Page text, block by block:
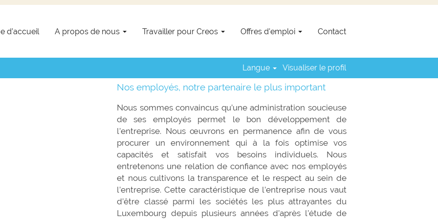
d’accueil A propos de nous Travailler pour Creos Offres d'emploi Contact
Langue Visualiser le profil
10 raisons de nous rejoindre
Nos employés, notre partenaire le plus important
Nous sommes convaincus qu’une administration soucieuse
de ses employés permet le bon développement de
l’entreprise. Nous œuvrons en permanence afin de vous
procurer un environnement qui à la fois optimise vos
capacités et satisfait vos besoins individuels. Nous
entretenons une relation de confiance avec nos employés
et nous cultivons la transparence et le respect au sein de
l’entreprise. Cette caractéristique de l’entreprise nous vaut
d’être classé parmi les sociétés les plus attrayantes du
Luxembourg depuis plusieurs années d’après l’étude de